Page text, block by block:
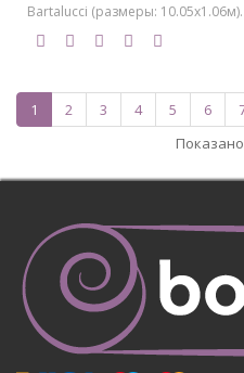
Bartalucci (размеры:
1 2 3 4 5 6
Показано